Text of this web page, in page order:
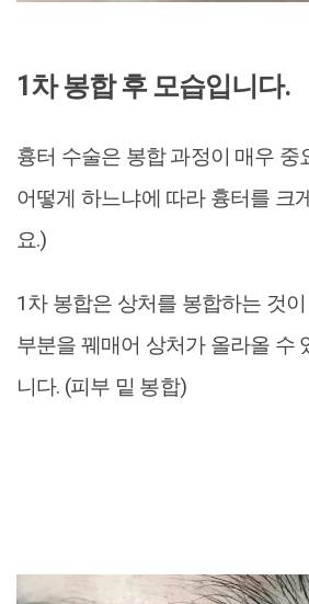
1차 봉합 후 모습입니다.
흉터 수술은 봉합 과정이 매우 중
어떻게 하느냐에 따라 흉터를 크
요.)
1차 봉합은 상처를 봉합하는 것
부분을 꿰매어 상처가 올라올 수
니다. (피부 밑 봉합)